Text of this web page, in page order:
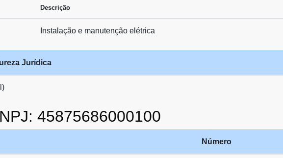
Descrição
Instalação e manutenção elétrica
Jurídica
45875686000100
Número